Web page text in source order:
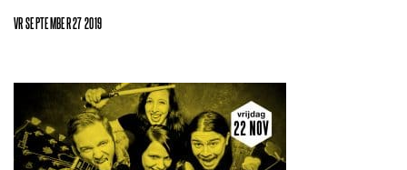
VR SEPTEMBER 27 2019